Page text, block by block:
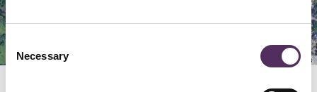
Consent
Selection
Necessary Image may be subject to copyright Terms